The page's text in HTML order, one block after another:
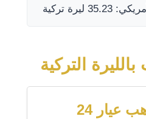
تركية
التركية
عيار 24